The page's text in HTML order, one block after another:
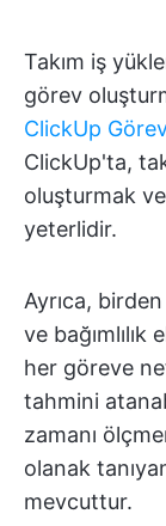
Takım iş
görev
ClickUp
ClickUp'ta,
oluşturmak
yeterlidir.
Ayrıca,
ve bağımlılık
her göreve
tahmini
zamanı
olanak
mevcuttur.